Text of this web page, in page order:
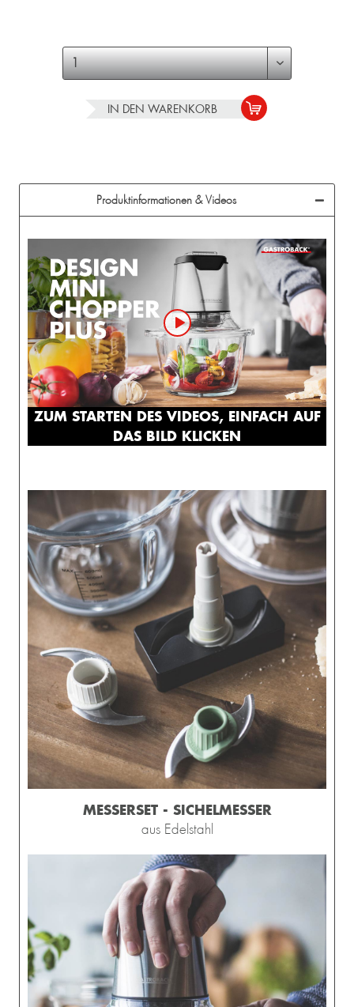
IN DEN WARENKORB
Produktinformationen & Videos
ZUM STARTEN DES VIDEOS, EINFACH AUF
DAS BILD KLICKEN
MESSERSET - SICHELMESSER
aus Edelstahl